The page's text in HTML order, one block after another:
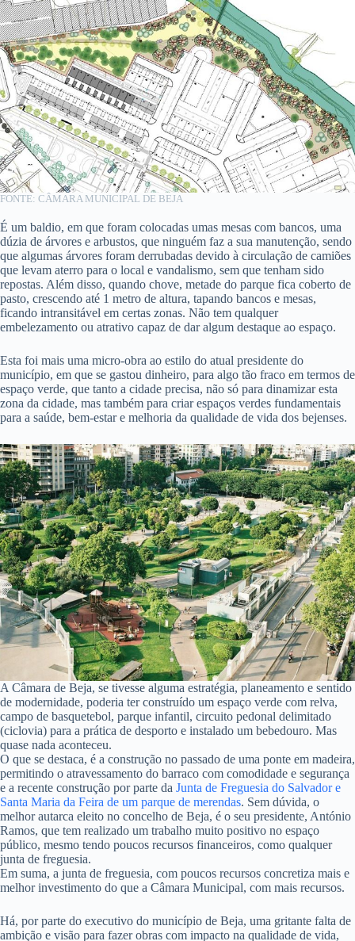
FONTE: CÂMARA MUNICIPAL DE BEJA
É um baldio, em que foram colocadas umas mesas com bancos, uma
dúzia de árvores e arbustos, que ninguém faz a sua manutenção, sendo
que algumas árvores foram derrubadas devido à circulação de camiões
que levam aterro para o local e vandalismo, sem que tenham sido
repostas. Além disso, quando chove, metade do parque fica coberto de
pasto, crescendo até 1 metro de altura, tapando bancos e mesas,
ficando intransitável em certas zonas. Não tem qualquer
embelezamento ou atrativo capaz de dar algum destaque ao espaço.
Esta foi mais uma micro-obra ao estilo do atual presidente do
município, em que se gastou dinheiro, para algo tão fraco em termos de
espaço verde, que tanto a cidade precisa, não só para dinamizar esta
zona da cidade, mas também para criar espaços verdes fundamentais
para a saúde, bem-estar e melhoria da qualidade de vida dos bejenses.
A Câmara de Beja, se tivesse alguma estratégia, planeamento e sentido
de modernidade, poderia ter construído um espaço verde com relva,
campo de basquetebol, parque infantil, circuito pedonal delimitado
(ciclovia) para a prática de desporto e instalado um bebedouro. Mas
quase nada aconteceu.
O que se destaca, é a construção no passado de uma ponte em madeira,
permitindo o atravessamento do barraco com comodidade e segurança
e a recente construção por parte da Junta de Freguesia do Salvador e
Santa Maria da Feira de um parque de merendas. Sem dúvida, o
melhor autarca eleito no concelho de Beja, é o seu presidente, António
Ramos, que tem realizado um trabalho muito positivo no espaço
público, mesmo tendo poucos recursos financeiros, como qualquer
junta de freguesia.
Em suma, a junta de freguesia, com poucos recursos concretiza mais e
melhor investimento do que a Câmara Municipal, com mais recursos.
Há, por parte do executivo do município de Beja, uma gritante falta de
ambição e visão para fazer obras com impacto na qualidade de vida,